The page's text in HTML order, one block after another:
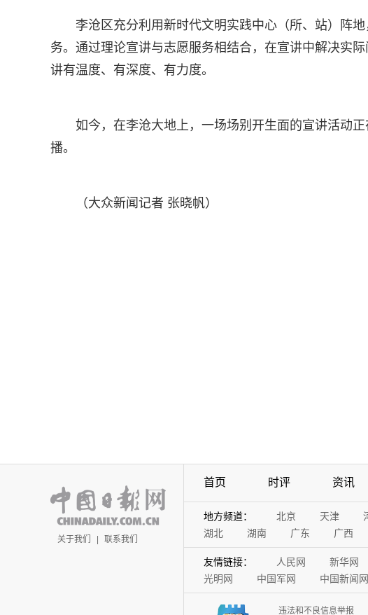
李沧区充分利用新时代文明实践中心（所、站）阵
务。通过理论宣讲与志愿服务相结合，在宣讲中解决实
讲有温度、有深度、有力度。
如今，在李沧大地上，一场场别开生面的宣讲活动
播。
（大众新闻记者 张晓帆）
关于我们 | 联系我们
首页 时评 资讯
地方频道： 北京 天津
湖北
湖南 广东 广西
友情链接： 人民网 新华网
光明网
中国军网 中国新闻网
违法和不良信息举报